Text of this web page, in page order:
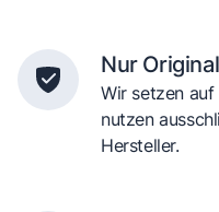
Nur
Wir setzen auf
nutzen
Hersteller.